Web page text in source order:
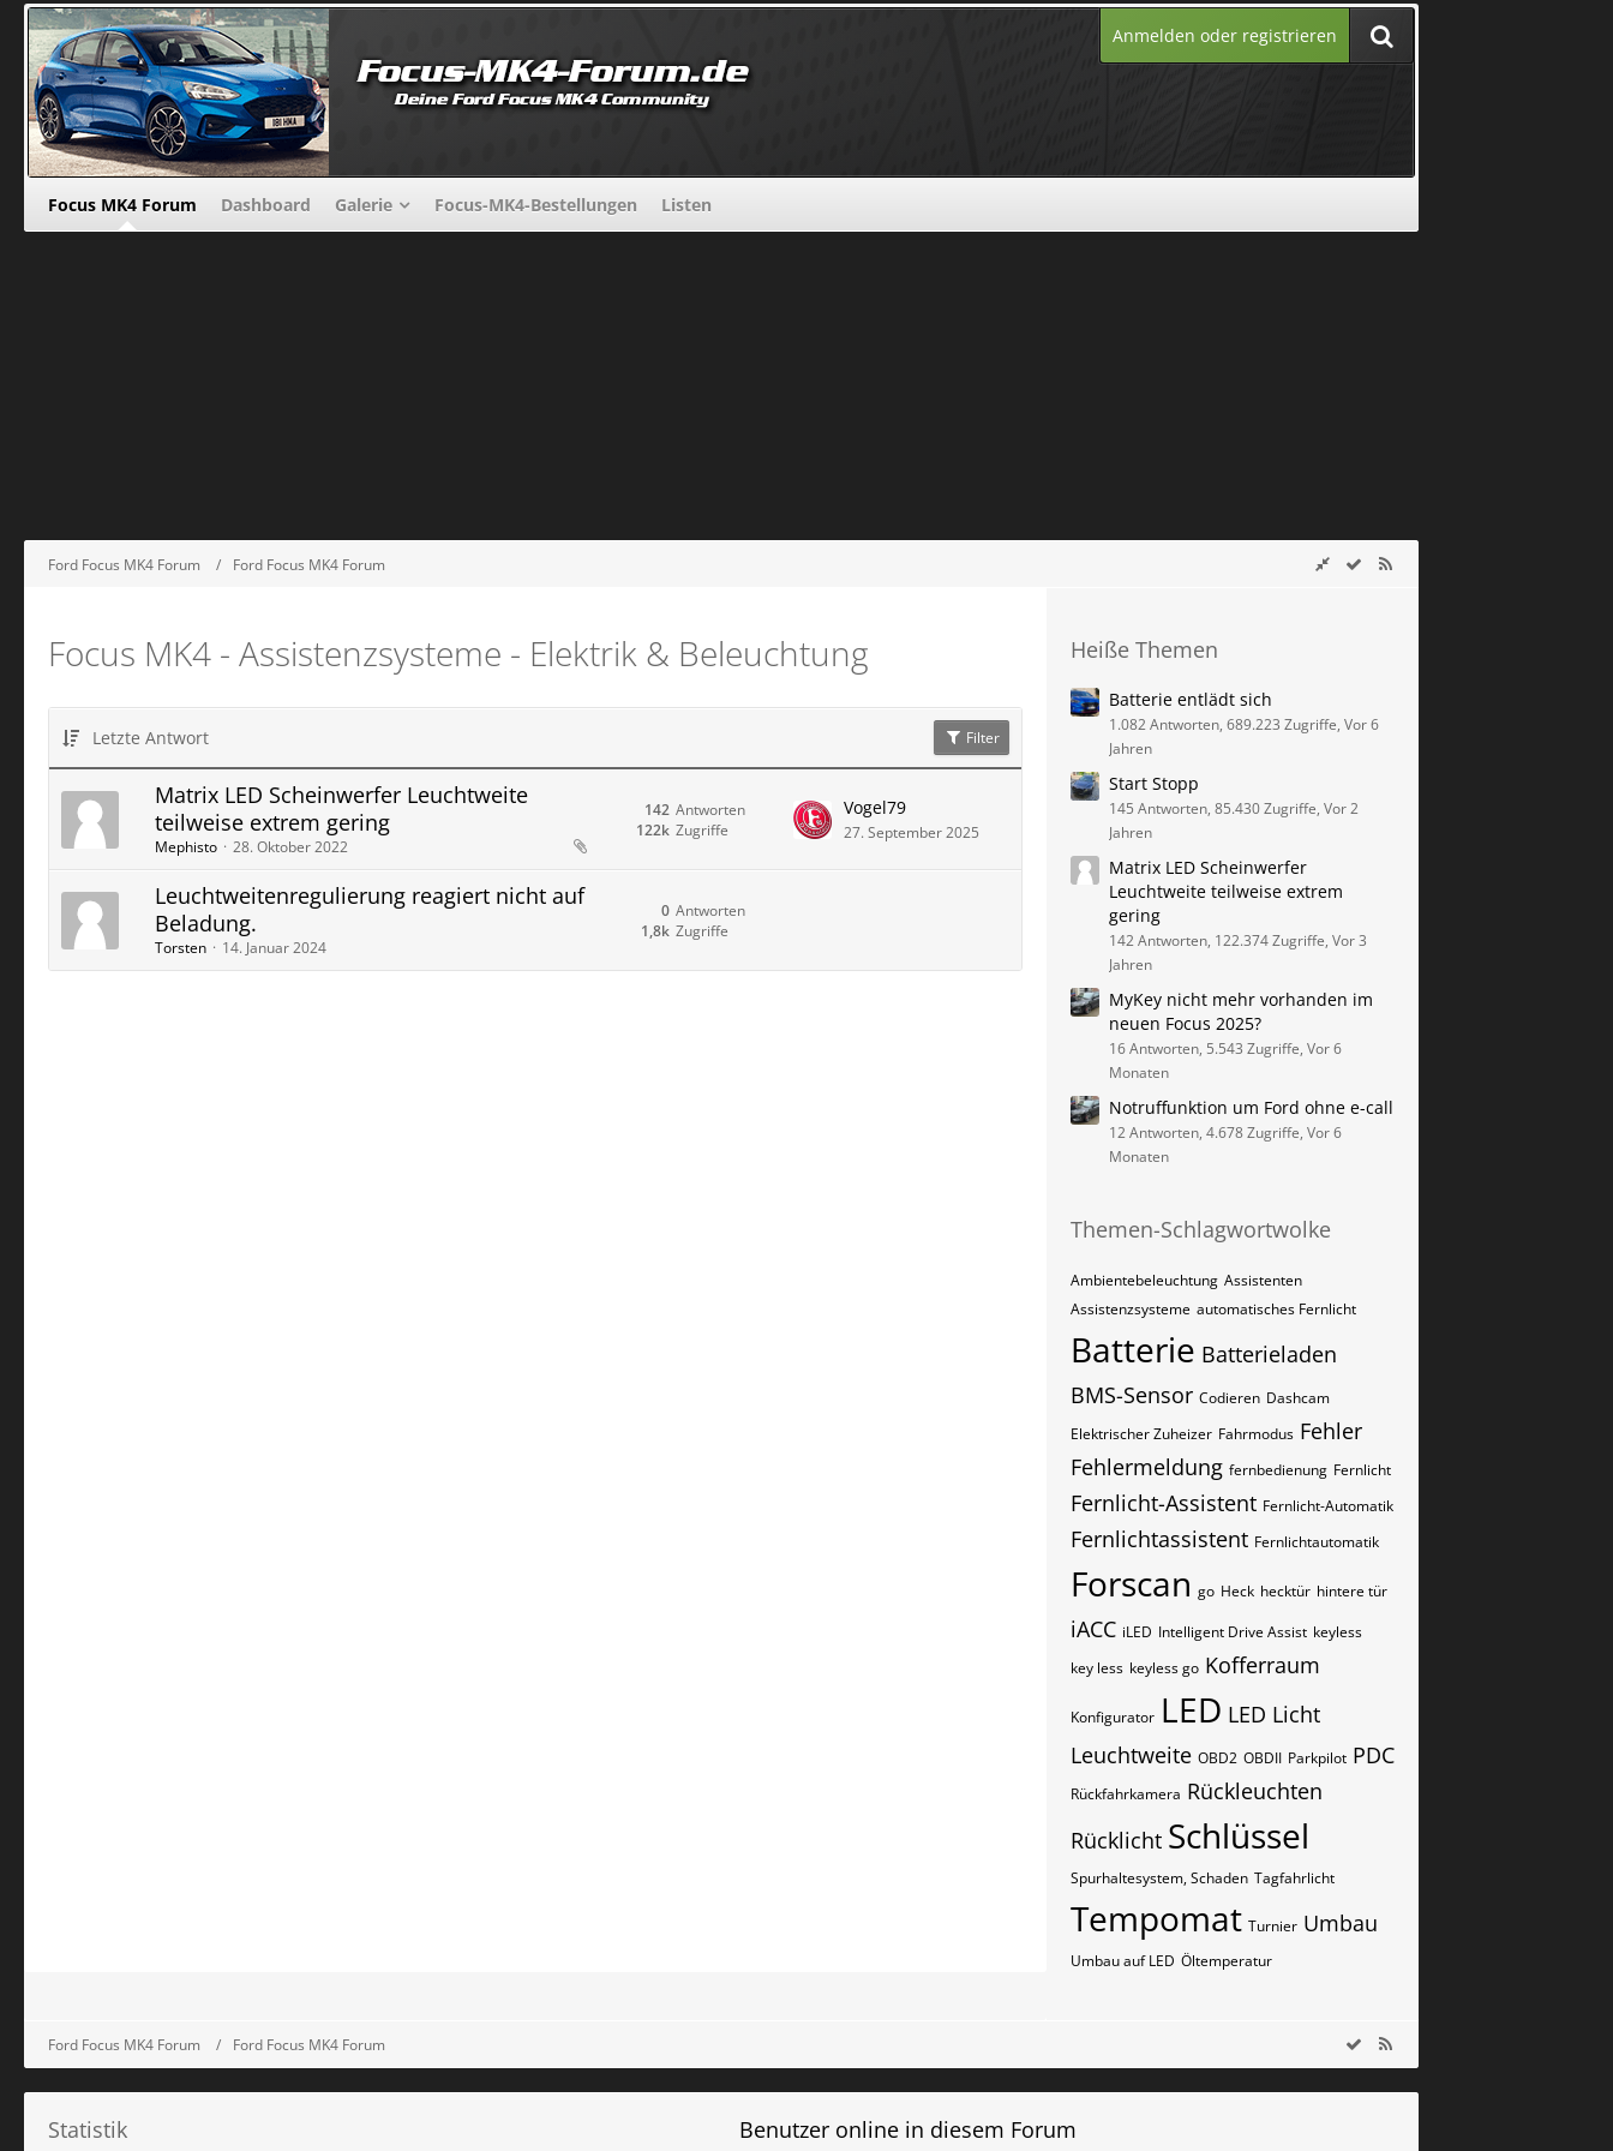
Anmelden oder registrieren
Focus MK4 Forum Dashboard Galerie Focus-MK4-Bestellungen Listen
Ford Focus MK4 Forum Ford Focus MK4 Forum
Focus MK4 - Assistenzsysteme - Elektrik & Beleuchtung
Letzte Antwort Filter
Matrix LED Scheinwerfer Leuchtweite
teilweise extrem gering
Mephisto 28. Oktober 2022
Antworten
142
Zugriffe
122k
Vogel79
27. September 2025
Leuchtweitenregulierung reagiert nicht auf
Beladung.
Torsten 14. Januar 2024
Antworten
0
Zugriffe
1,8k
Heiße Themen
Batterie entlädt sich
1.082 Antworten, 689.223 Zugriffe, Vor 6
Jahren
Start Stopp
145 Antworten, 85.430 Zugriffe, Vor 2
Jahren
Matrix LED Scheinwerfer
Leuchtweite teilweise extrem
gering
142 Antworten, 122.374 Zugriffe, Vor 3
Jahren
MyKey nicht mehr vorhanden im
neuen Focus 2025?
16 Antworten, 5.543 Zugriffe, Vor 6
Monaten
Notruffunktion um Ford ohne e-call
12 Antworten, 4.678 Zugriffe, Vor 6
Monaten
Themen-Schlagwortwolke
Ambientebeleuchtung Assistenten
Assistenzsysteme automatisches Fernlicht
Batterie Batterieladen
BMS-Sensor Codieren Dashcam
Elektrischer Zuheizer Fahrmodus Fehler
Fehlermeldung fernbedienung Fernlicht
Fernlicht-Assistent Fernlicht-Automatik
Fernlichtassistent Fernlichtautomatik
Forscan go Heck hecktür hintere tür
iACC iLED Intelligent Drive Assist keyless
key less keyless go Kofferraum
Konfigurator LED LED Licht
Leuchtweite OBD2 OBDII Parkpilot PDC
Rückfahrkamera Rückleuchten
Rücklicht Schlüssel
Spurhaltesystem, Schaden Tagfahrlicht
Tempomat Turnier Umbau
Umbau auf LED Öltemperatur
Ford Focus MK4 Forum Ford Focus MK4 Forum
Statistik Benutzer online in diesem Forum